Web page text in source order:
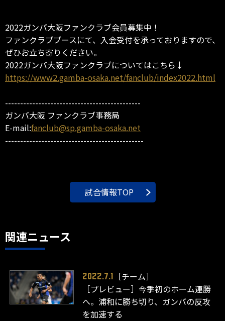
2022ガンバ大阪ファンクラブ会員募集中！
ファンクラブブースにて、入会受付を承っておりますので、
ぜひお立ち寄りください。
2022ガンバ大阪ファンクラブについてはこちら↓
https://www2.gamba-osaka.net/fanclub/index2022.html
---------------------------------------------
ガンバ大阪 ファンクラブ事務局
E-mail:fanclub@sp.gamba-osaka.net
----------------------------------------------
試合情報TOP
関連ニュース
2022.7.1
［チーム］
［プレビュー］今季初のホーム連勝
へ。浦和に勝ち切り、ガンバの反攻
を加速する